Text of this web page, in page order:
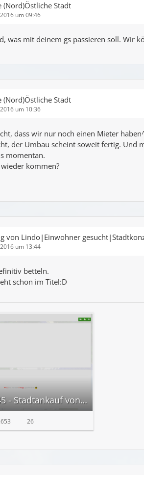
(Nord)Östliche Stadt
um 09:46
was mit deinem gs passieren soll. Wir
(Nord)Östliche Stadt
um 10:36
dass wir nur noch einen Mieter
der Umbau scheint soweit fertig. Und
momentan.
kommen?
von Lindo|Einwohner
um 13:44
betteln.
schon im Titel:D
FireShot Capture 45 - Stadtankauf von Marktplatz - Terraconi_ - https___terraconia.de_forum_index..png
26